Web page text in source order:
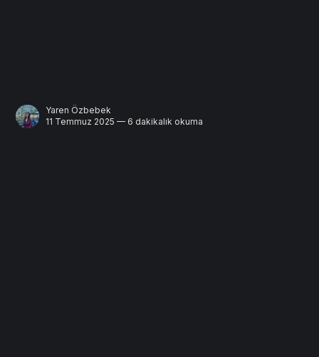
Yaren Özbebek
11 Temmuz 2025 — 6 dakikalık okuma